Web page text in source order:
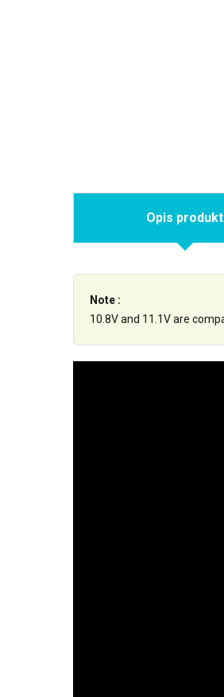
Opis
Note :
10.8V and 11.1V are